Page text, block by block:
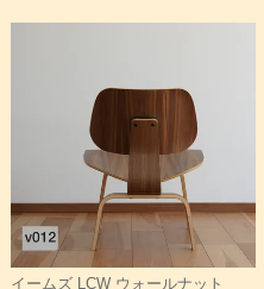
イームズ LCW ウォールナット